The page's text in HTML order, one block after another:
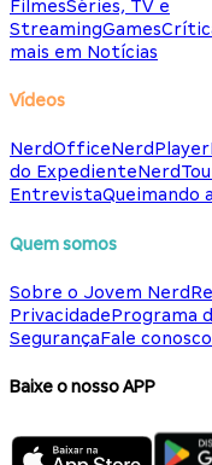
FilmesSéries, TV e
StreamingGames
mais em Notícias
Vídeos
NerdOfficeNerdPlayer
do Expediente
EntrevistaQueimando
Quem somos
Sobre o Jovem Nerd
PrivacidadePrograma
SegurançaFale conosco
Baixe o nosso APP